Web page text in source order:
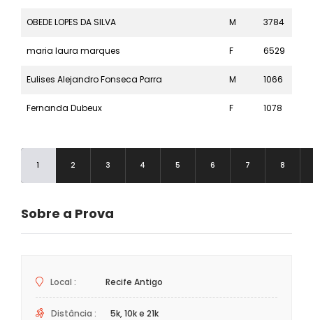
OBEDE LOPES DA SILVA M 3784
maria laura marques F 6529
Eulises Alejandro Fonseca Parra M 1066
Fernanda Dubeux F 1078
1 2 3 4 5 6 7 8
Sobre a Prova
Local : Recife Antigo
Distância : 5k, 10k e 21k